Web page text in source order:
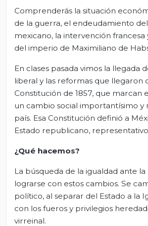
Comprenderás la situación
de la guerra, el endeudamiento
mexicano, la intervención francesa
del imperio de Maximiliano de
En clases pasada vimos la llegada
liberal y las reformas que llegaron
Constitución de 1857, que marcan
un cambio social importantísimo y
país. Esa Constitución definió a
Estado republicano,
¿Qué hacemos?
La búsqueda de la igualdad ante
lograrse con estos cambios. Se
político, al separar del Estado a la
con los fueros y privilegios
virreinal.